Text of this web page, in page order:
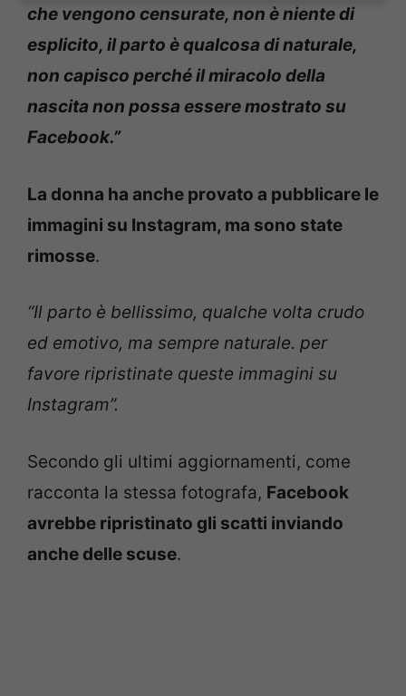
che vengono censurate, non è niente di
esplicito, il parto è qualcosa di naturale,
non capisco perché il miracolo della
nascita non possa essere mostrato su
Facebook.”
La donna ha anche provato a pubblicare le
immagini su Instagram, ma sono state
rimosse.
“Il parto è bellissimo, qualche volta crudo
ed emotivo, ma sempre naturale. per
favore ripristinate queste immagini su
Instagram”.
Secondo gli ultimi aggiornamenti, come
racconta la stessa fotografa, Facebook
avrebbe ripristinato gli scatti inviando
anche delle scuse.